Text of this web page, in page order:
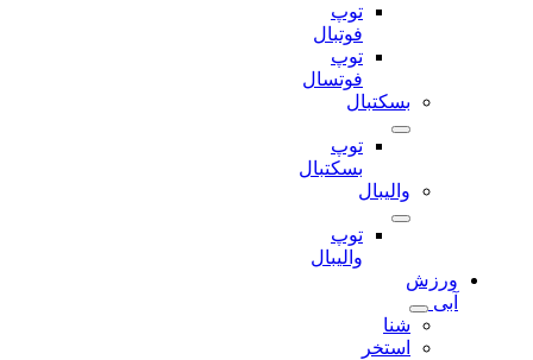
توپ
فوتبال
توپ
فوتسال
بسکتبال
توپ
بسکتبال
والیبال
توپ
والیبال
ورزش
شنا
استخر